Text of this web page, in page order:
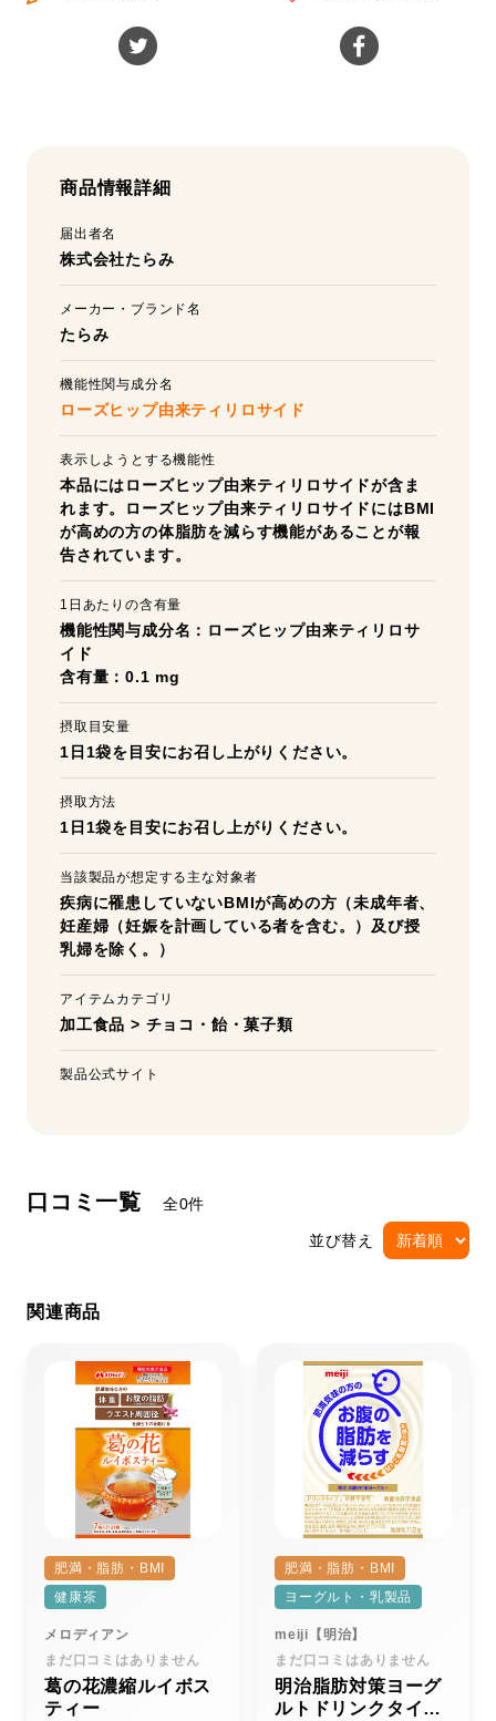
商品情報詳細
届出者名
株式会社たらみ
メーカー・ブランド名
たらみ
機能性関与成分名
ローズヒップ由来ティリロサイド
表示しようとする機能性
本品にはローズヒップ由来ティリロサイドが含ま
れます。ローズヒップ由来ティリロサイドにはBMI
が高めの方の体脂肪を減らす機能があることが報
告されています。
1日あたりの含有量
機能性関与成分名：ローズヒップ由来ティリロサ
イド
含有量：0.1 mg
摂取目安量
1日1袋を目安にお召し上がりください。
摂取方法
1日1袋を目安にお召し上がりください。
当該製品が想定する主な対象者
疾病に罹患していないBMIが高めの方（未成年者、
妊産婦（妊娠を計画している者を含む。）及び授
乳婦を除く。）
アイテムカテゴリ
加工食品 > チョコ・飴・菓子類
製品公式サイト
口コミ一覧 全0件
並び替え
関連商品
肥満・脂肪・BMI
健康茶
メロディアン
まだ口コミはありません
葛の花濃縮ルイボス
ティー
肥満・脂肪・BMI
ヨーグルト・乳製品
meiji【明治】
まだ口コミはありません
明治脂肪対策ヨーグ
ルトドリンクタイプ